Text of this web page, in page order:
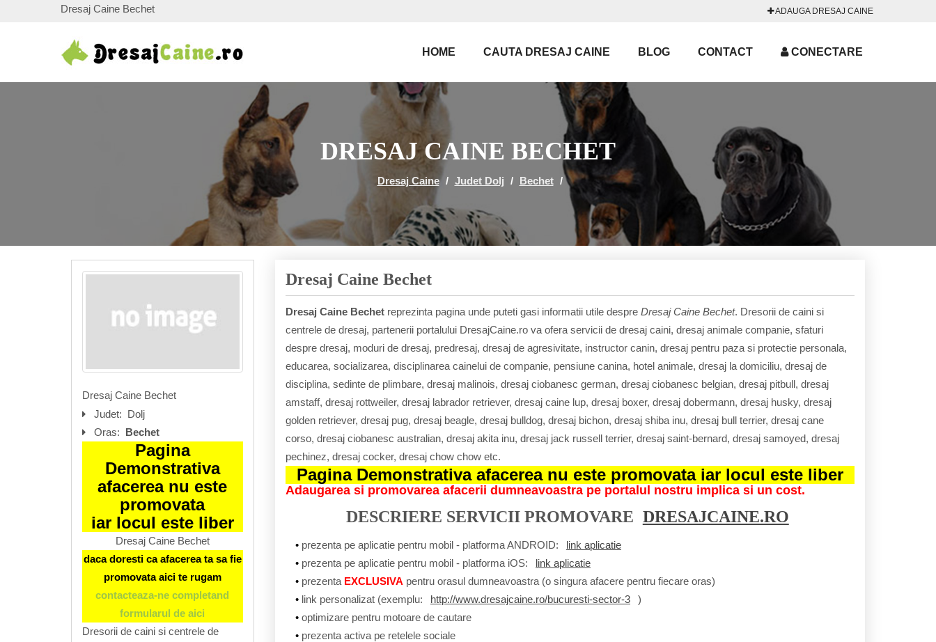
Dresaj Caine Bechet ADAUGA DRESAJ CAINE
HOME CAUTA DRESAJ CAINE BLOG CONTACT CONECTARE
DRESAJ CAINE BECHET
Dresaj Caine / Judet Dolj / Bechet /
Dresaj Caine Bechet
Judet: Dolj
Oras: Bechet
Pagina
Demonstrativa
afacerea nu este
promovata
iar locul este liber
Dresaj Caine Bechet
daca doresti ca afacerea ta sa fie
promovata aici te rugam
contacteaza-ne completand
formularul de aici
Dresorii de caini si centrele de
Dresaj Caine Bechet
Dresaj Caine Bechetreprezinta pagina unde puteti gasi informatii utile despre Dresaj Caine Bechet. Dresorii de caini si
centrele de dresaj, partenerii portalului DresajCaine.ro va ofera servicii de dresaj caini, dresaj animale companie, sfaturi
despre dresaj, moduri de dresaj, predresaj, dresaj de agresivitate, instructor canin, dresaj pentru paza si protectie personala,
educarea, socializarea, disciplinarea cainelui de companie, pensiune canina, hotel animale, dresaj la domiciliu, dresaj de
disciplina, sedinte de plimbare, dresaj malinois, dresaj ciobanesc german, dresaj ciobanesc belgian, dresaj pitbull, dresaj
amstaff, dresaj rottweiler, dresaj labrador retriever, dresaj caine lup, dresaj boxer, dresaj dobermann, dresaj husky, dresaj
golden retriever, dresaj pug, dresaj beagle, dresaj bulldog, dresaj bichon, dresaj shiba inu, dresaj bull terrier, dresaj cane
corso, dresaj ciobanesc australian, dresaj akita inu, dresaj jack russell terrier, dresaj saint-bernard, dresaj samoyed, dresaj
pechinez, dresaj cocker, dresaj chow chow etc.
Pagina Demonstrativa afacerea nu este promovata iar locul este liber
Adaugarea si promovarea afacerii dumneavoastra pe portalul nostru implica si un cost.
DESCRIERE SERVICII PROMOVARE DRESAJCAINE.RO
prezenta pe aplicatie pentru mobil - platforma ANDROID:
link aplicatie
prezenta pe aplicatie pentru mobil - platforma iOS:
link aplicatie
prezenta EXCLUSIVA pentru orasul dumneavoastra (o singura afacere pentru fiecare oras)
link personalizat (exemplu:
http://www.dresajcaine.ro/bucuresti-sector-3
)
optimizare pentru motoare de cautare
prezenta activa pe retelele sociale